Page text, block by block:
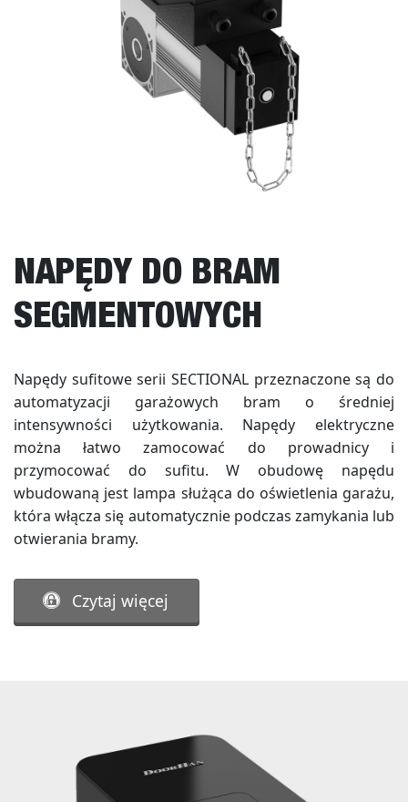
NAPĘDY DO BRAM
SEGMENTOWYCH
Napędy sufitowe serii SECTIONAL przeznaczone są do
automatyzacji garażowych bram o średniej
intensywności użytkowania. Napędy elektryczne
można łatwo zamocować do prowadnicy i
przymocować do sufitu. W obudowę napędu
wbudowaną jest lampa służąca do oświetlenia garażu,
która włącza się automatycznie podczas zamykania lub
otwierania bramy.
Czytaj więcej